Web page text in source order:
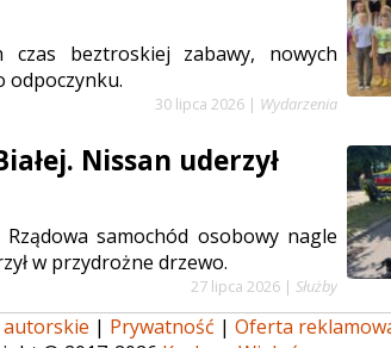
czas beztroskiej zabawy, nowych
odpoczynku.
30 lipca 2026 | Wydarzenia
Nissan uderzył
samochód osobowy nagle
w przydrożne drzewo.
27 lipca 2026 | Służby
autorskie | Prywatność | Oferta